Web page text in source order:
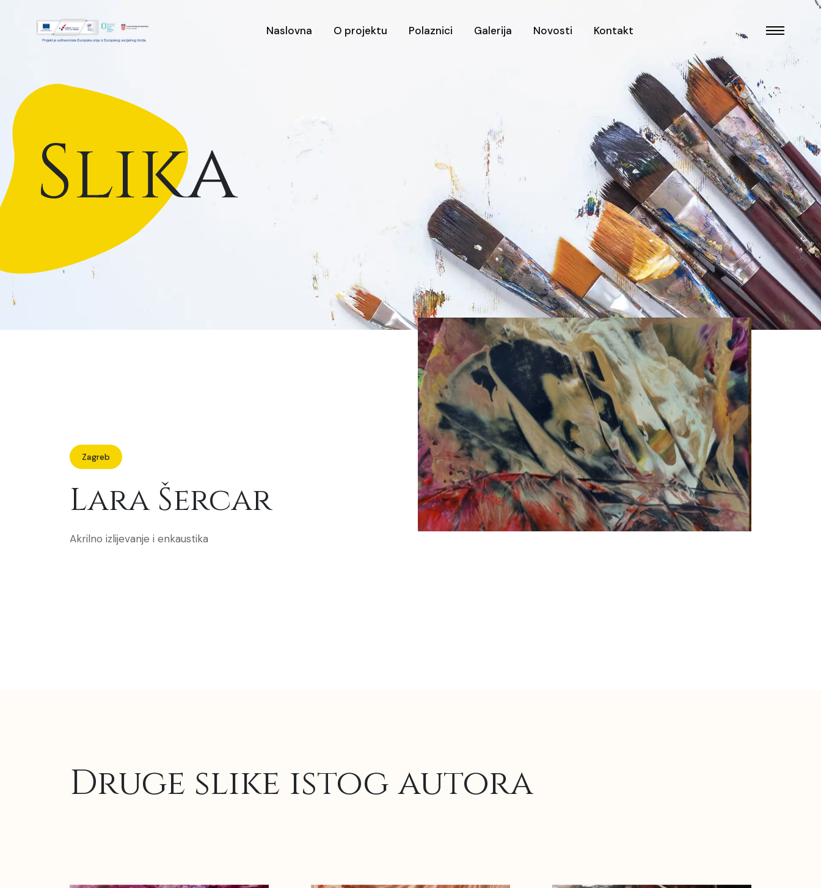
Naslovna O projektu Polaznici Galerija Novosti Kontakt
Slika
Zagreb
Lara Šercar
Akrilno izlijevanje i enkaustika
Druge slike istog autora